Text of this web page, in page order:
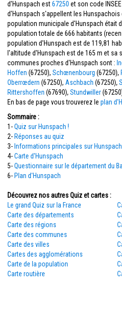
d'Hunspach est67250 et son code
d'Hunspach s'appellent les Hunspachois
population municipale d'Hunspach était
population totale de 666 habitants
population d'Hunspach est de 119,81
l'altitude d'Hunspach est de 165 m et sa
communes proches d'Hunspach sont :
Hoffen (67250), Schœnenbourg (67250),
Oberrœdern (67250), Aschbach (67250),
Rittershoffen (67690), Stundwiller
En bas de page vous trouverez le plan
Sommaire :
1-Quiz sur Hunspach !
2- Réponses au quiz
3- Informations principales sur Hunspach
4-Carte d'Hunspach
5-Questionnaire sur le département du
6- Plan d'Hunspach
Découvrez nos autres Quiz et cartes :
Le grand Quiz sur la France
Carte des départements
Carte des régions
Carte des communes
Carte des villes
Cartes des agglomérations
Carte de la population
Carte routière